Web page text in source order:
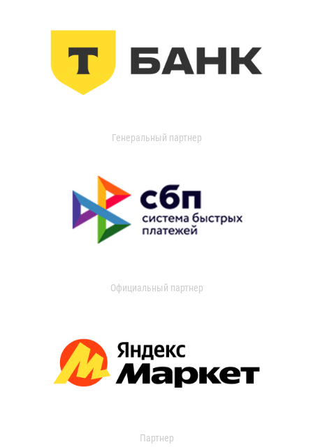
Генеральный партнер
Официальный партнер
Партнер